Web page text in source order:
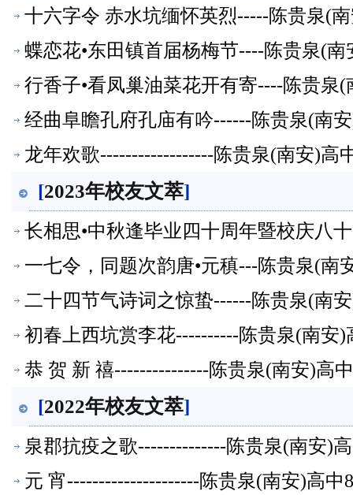
十六字令 赤水坑缅怀英烈-----陈贵泉(
蝶恋花•东田镇首届杨梅节----陈贵泉(
行香子•看凤巢油菜花开有寄----陈贵泉
经曲阜瞻孔府孔庙有吟------陈贵泉(南
龙年欢歌------------------陈贵泉(南安)高
[2023年校友文萃]
长相思•中秋逢毕业四十周年暨校庆八
萃】
一七令，同题次韵唐•元稹---陈贵泉(南
二十四节气诗词之惊蛰------陈贵泉(南
初春上西坑赏李花----------陈贵泉(南安)
恭 贺 新 禧---------------陈贵泉(南安)高
[2022年校友文萃]
泉郡抗疫之歌--------------陈贵泉(南安)
元 宵---------------------陈贵泉(南安)高中